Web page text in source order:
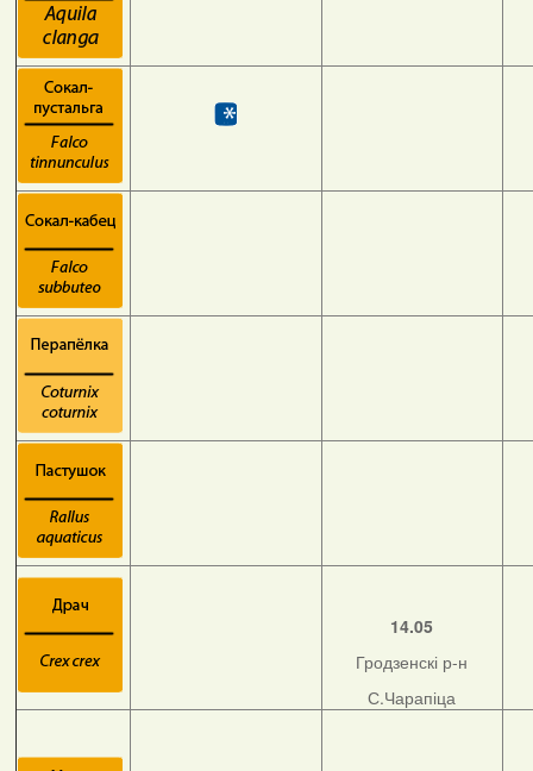
14.05
Гродзенскі р-н
С.Чарапіца